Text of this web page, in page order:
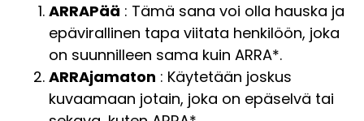
ARRAPää : Tämä sana voi olla hauska ja
epävirallinen tapa viitata henkilöön, joka
on suunnilleen sama kuin ARRA*.
ARRAjamaton : Käytetään joskus
kuvaamaan jotain, joka on epäselvä tai